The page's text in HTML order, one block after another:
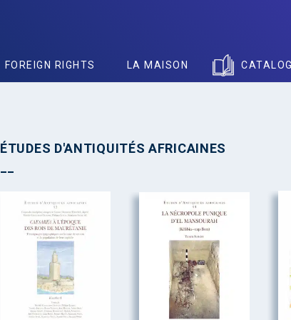
FOREIGN RIGHTS LA MAISON
ÉTUDES D'ANTIQUITÉS AFRICAINES